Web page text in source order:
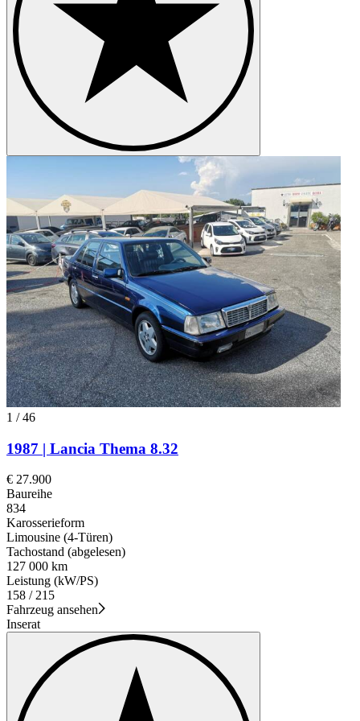
1 /46
1987 | Lancia Thema 8.32
€ 27.900
Baureihe
834
Karosserieform
Limousine (4-Türen)
Tachostand (abgelesen)
127 000 km
Leistung (kW/PS)
158 / 215
Fahrzeug ansehen
Inserat